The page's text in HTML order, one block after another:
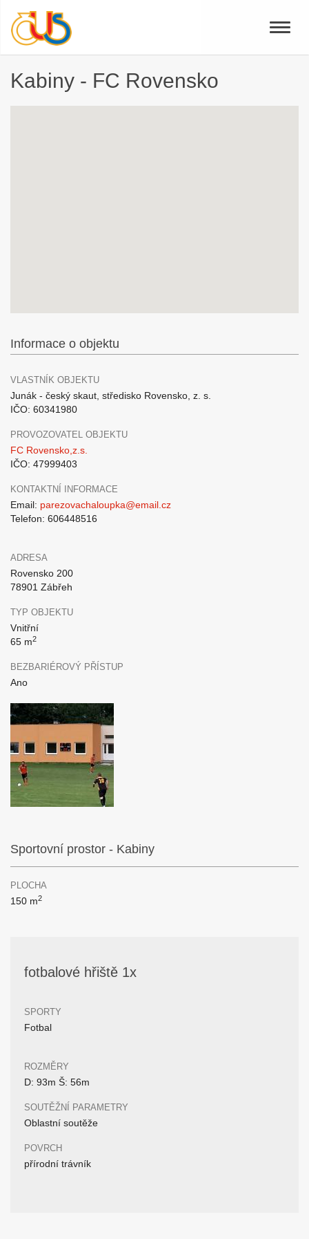
Toggle
Kabiny - FC Rovensko
Informace o objektu
VLASTNÍK OBJEKTU
Junák - český skaut, středisko Rovensko, z. s.
IČO: 60341980
PROVOZOVATEL OBJEKTU
FC Rovensko,z.s.
IČO: 47999403
KONTAKTNÍ INFORMACE
Email: parezovachaloupka@email.cz
Telefon: 606448516
ADRESA
Rovensko 200
78901 Zábřeh
TYP OBJEKTU
Vnitřní
65 m2
BEZBARIÉROVÝ PŘÍSTUP
Ano
Sportovní prostor - Kabiny
PLOCHA
150 m2
fotbalové hřiště 1x
SPORTY
Fotbal
ROZMĚRY
D: 93m Š: 56m
SOUTĚŽNÍ PARAMETRY
Oblastní soutěže
POVRCH
přírodní trávník